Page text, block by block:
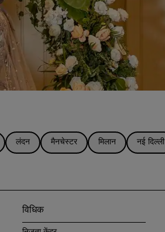
लंदन मैनचेस्टर मिलान नई दिल्ली
विधिक